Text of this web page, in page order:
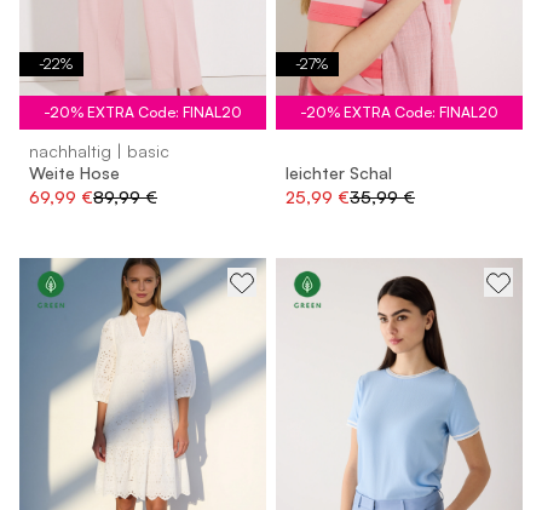
-22%
-20% EXTRA Code: FINAL20
nachhaltig | basic
Weite Hose
69,99 €89,99 €
-27%
-20% EXTRA Code: FINAL20
leichter Schal
25,99 €35,99 €